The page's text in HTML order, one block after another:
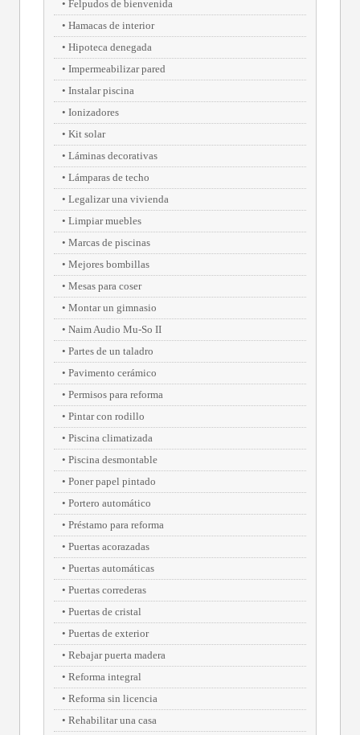
Felpudos de bienvenida
Hamacas de interior
Hipoteca denegada
Impermeabilizar pared
Instalar piscina
Ionizadores
Kit solar
Láminas decorativas
Lámparas de techo
Legalizar una vivienda
Limpiar muebles
Marcas de piscinas
Mejores bombillas
Mesas para coser
Montar un gimnasio
Naim Audio Mu-So II
Partes de un taladro
Pavimento cerámico
Permisos para reforma
Pintar con rodillo
Piscina climatizada
Piscina desmontable
Poner papel pintado
Portero automático
Préstamo para reforma
Puertas acorazadas
Puertas automáticas
Puertas correderas
Puertas de cristal
Puertas de exterior
Rebajar puerta madera
Reforma integral
Reforma sin licencia
Rehabilitar una casa